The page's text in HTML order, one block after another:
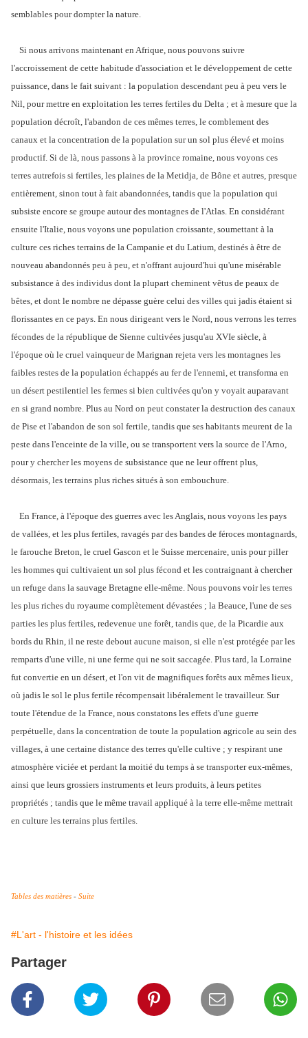
semblables pour dompter la nature.
Si nous arrivons maintenant en Afrique, nous pouvons suivre
l'accroissement de cette habitude d'association et le développement de cette
puissance, dans le fait suivant : la population descendant peu à peu vers le
Nil, pour mettre en exploitation les terres fertiles du Delta ; et à mesure que la
population décroît, l'abandon de ces mêmes terres, le comblement des
canaux et la concentration de la population sur un sol plus élevé et moins
productif. Si de là, nous passons à la province romaine, nous voyons ces
terres autrefois si fertiles, les plaines de la Metidja, de Bône et autres, presque
entièrement, sinon tout à fait abandonnées, tandis que la population qui
subsiste encore se groupe autour des montagnes de l'Atlas. En considérant
ensuite l'Italie, nous voyons une population croissante, soumettant à la
culture ces riches terrains de la Campanie et du Latium, destinés à être de
nouveau abandonnés peu à peu, et n'offrant aujourd'hui qu'une misérable
subsistance à des individus dont la plupart cheminent vêtus de peaux de
bêtes, et dont le nombre ne dépasse guère celui des villes qui jadis étaient si
florissantes en ce pays. En nous dirigeant vers le Nord, nous verrons les terres
fécondes de la république de Sienne cultivées jusqu'au XVIe siècle, à
l'époque où le cruel vainqueur de Marignan rejeta vers les montagnes les
faibles restes de la population échappés au fer de l'ennemi, et transforma en
un désert pestilentiel les fermes si bien cultivées qu'on y voyait auparavant
en si grand nombre. Plus au Nord on peut constater la destruction des canaux
de Pise et l'abandon de son sol fertile, tandis que ses habitants meurent de la
peste dans l'enceinte de la ville, ou se transportent vers la source de l'Arno,
pour y chercher les moyens de subsistance que ne leur offrent plus,
désormais, les terrains plus riches situés à son embouchure.
En France, à l'époque des guerres avec les Anglais, nous voyons les pays
de vallées, et les plus fertiles, ravagés par des bandes de féroces montagnards,
le farouche Breton, le cruel Gascon et le Suisse mercenaire, unis pour piller
les hommes qui cultivaient un sol plus fécond et les contraignant à chercher
un refuge dans la sauvage Bretagne elle-même. Nous pouvons voir les terres
les plus riches du royaume complètement dévastées ; la Beauce, l'une de ses
parties les plus fertiles, redevenue une forêt, tandis que, de la Picardie aux
bords du Rhin, il ne reste debout aucune maison, si elle n'est protégée par les
remparts d'une ville, ni une ferme qui ne soit saccagée. Plus tard, la Lorraine
fut convertie en un désert, et l'on vit de magnifiques forêts aux mêmes lieux,
où jadis le sol le plus fertile récompensait libéralement le travailleur. Sur
toute l'étendue de la France, nous constatons les effets d'une guerre
perpétuelle, dans la concentration de toute la population agricole au sein des
villages, à une certaine distance des terres qu'elle cultive ; y respirant une
atmosphère viciée et perdant la moitié du temps à se transporter eux-mêmes,
ainsi que leurs grossiers instruments et leurs produits, à leurs petites
propriétés ; tandis que le même travail appliqué à la terre elle-même mettrait
en culture les terrains plus fertiles.
Tables des matières - Suite
#L'art - l'histoire et les idées
Partager